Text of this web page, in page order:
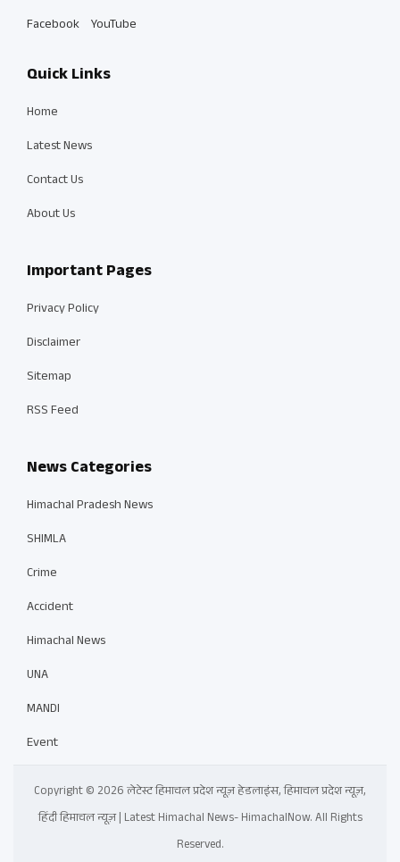
Facebook YouTube
Quick Links
Home
Latest News
Contact Us
About Us
Important Pages
Privacy Policy
Disclaimer
Sitemap
RSS Feed
News Categories
Himachal Pradesh News
SHIMLA
Crime
Accident
Himachal News
UNA
MANDI
Event
Copyright © 2026 लेटेस्ट हिमाचल प्रदेश न्यूज़ हेडलाइंस, हिमाचल प्रदेश न्यूज़,
हिंदी हिमाचल न्यूज़ | Latest Himachal News- HimachalNow. All Rights
Reserved.